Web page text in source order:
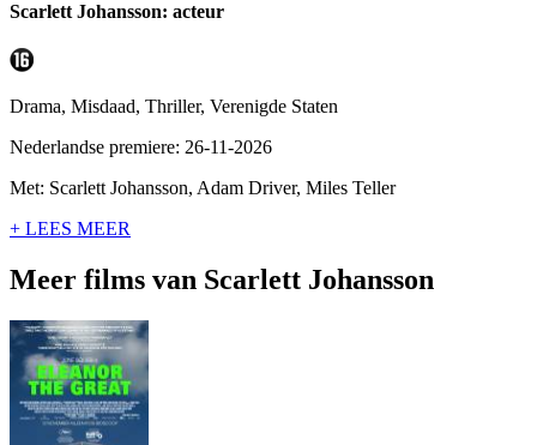
Scarlett Johansson: acteur
Drama, Misdaad, Thriller, Verenigde Staten
Nederlandse premiere: 26-11-2026
Met: Scarlett Johansson, Adam Driver, Miles Teller
+ LEES MEER
Meer films van Scarlett Johansson